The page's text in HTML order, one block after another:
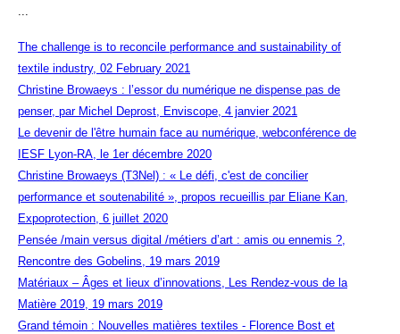
...
The challenge is to reconcile performance and sustainability of
textile industry, 02 February 2021
Christine Browaeys : l’essor du numérique ne dispense pas de
penser, par Michel Deprost, Enviscope, 4 janvier 2021
Le devenir de l'être humain face au numérique, webconférence de
IESF Lyon-RA, le 1er décembre 2020
Christine Browaeys (T3Nel) : « Le défi, c'est de concilier
performance et soutenabilité », propos recueillis par Eliane Kan,
Expoprotection, 6 juillet 2020
Pensée /main versus digital /métiers d’art : amis ou ennemis ?,
Rencontre des Gobelins, 19 mars 2019
Matériaux – Âges et lieux d’innovations, Les Rendez-vous de la
Matière 2019, 19 mars 2019
Grand témoin : Nouvelles matières textiles - Florence Bost et